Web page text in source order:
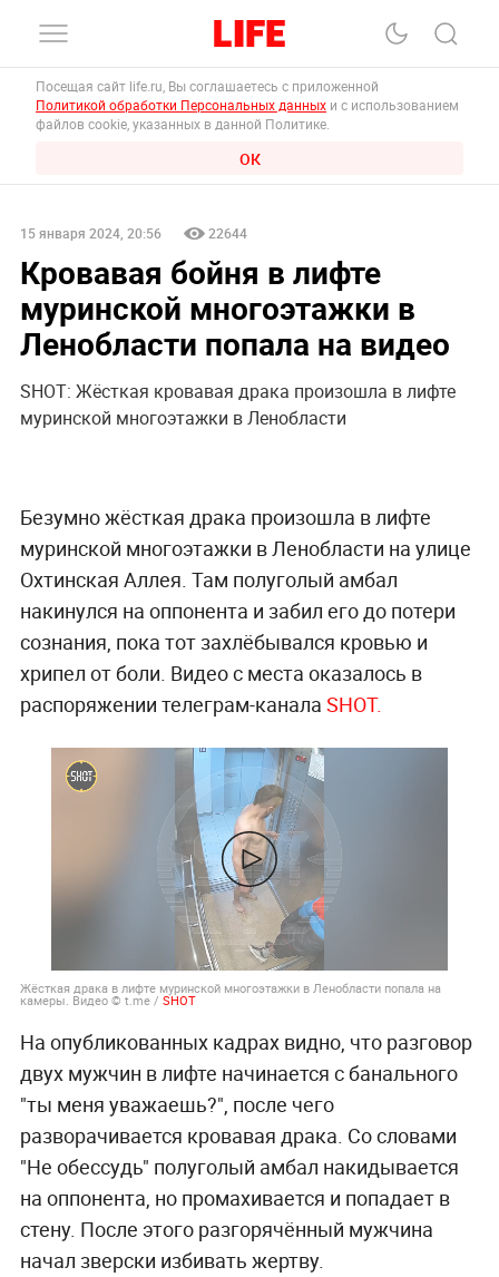
Посещая сайт life.ru, Вы соглашаетесь с приложенной
Политикой обработки Персональных данных и с использованием
файлов cookie, указанных в данной Политике.
ОК
15 января 2024, 20:56 22644
Кровавая бойня в лифте
муринской многоэтажки в
Ленобласти попала на видео
SHOT: Жёсткая кровавая драка произошла в лифте
муринской многоэтажки в Ленобласти
Безумно жёсткая драка произошла в лифте
муринской многоэтажки в Ленобласти на улице
Охтинская Аллея. Там полуголый амбал
накинулся на оппонента и забил его до потери
сознания, пока тот захлёбывался кровью и
хрипел от боли. Видео с места оказалось в
распоряжении телеграм-канала SHOT.
Жёсткая драка в лифте муринской многоэтажки в Ленобласти попала на
камеры. Видео © t.me / SHOT
На опубликованных кадрах видно, что разговор
двух мужчин в лифте начинается с банального
"ты меня уважаешь?", после чего
разворачивается кровавая драка. Со словами
"Не обессудь" полуголый амбал накидывается
на оппонента, но промахивается и попадает в
стену. После этого разгорячённый мужчина
начал зверски избивать жертву.